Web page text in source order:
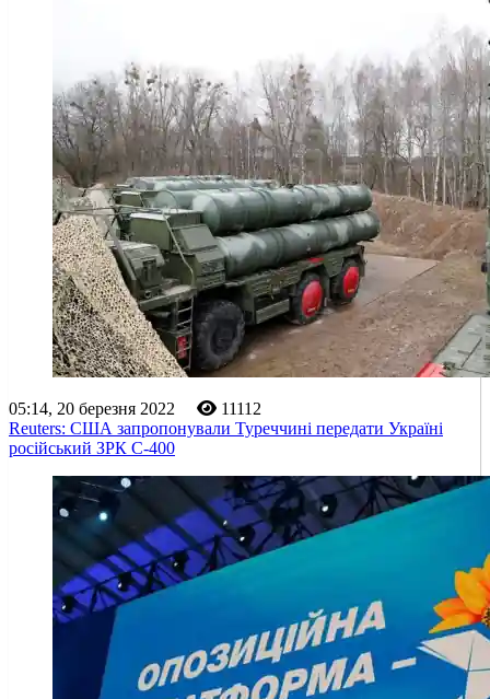
05:14, 20 березня 2022
11112
Reuters: США запропонували Туреччині передати Україні
російський ЗРК С-400